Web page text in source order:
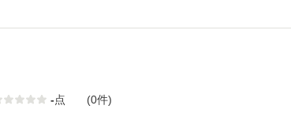
-点 (0件)